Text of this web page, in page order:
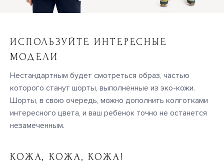
ИСПОЛЬЗУЙТЕ ИНТЕРЕСНЫЕ
МОДЕЛИ
Нестандартным будет смотреться образ, частью
которого станут шорты, выполненные из эко-кожи.
Шорты, в свою очередь, можно дополнить колготками
интересного цвета, и ваш ребенок точно не останется
незамеченным.
КОЖА, КОЖА, КОЖА!